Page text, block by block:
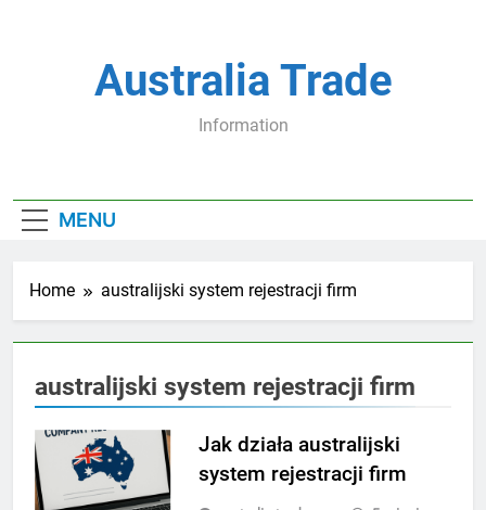
Australia Trade
Information
MENU
Home australijski system rejestracji firm
australijski system rejestracji firm
Jak działa australijski
system rejestracji firm